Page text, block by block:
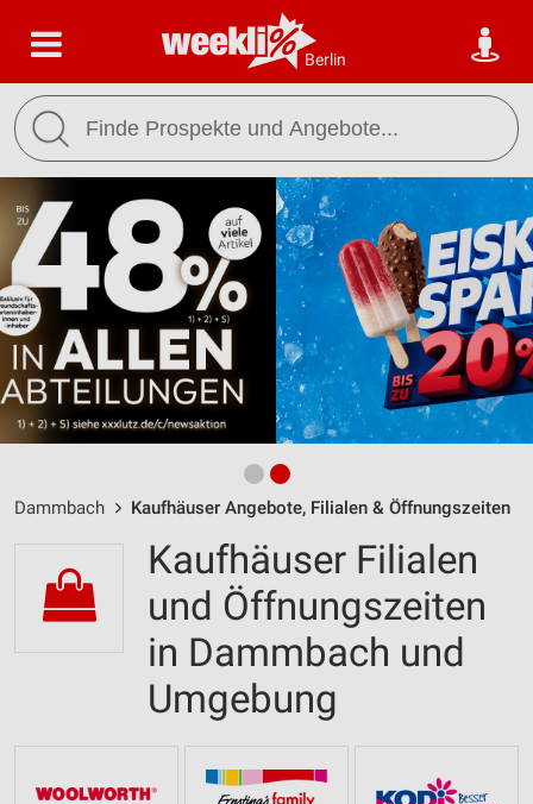
Berlin
Dammbach Kaufhäuser Angebote, Filialen & Öffnungszeiten
Kaufhäuser Filialen
und Öffnungszeiten
in Dammbach und
Umgebung